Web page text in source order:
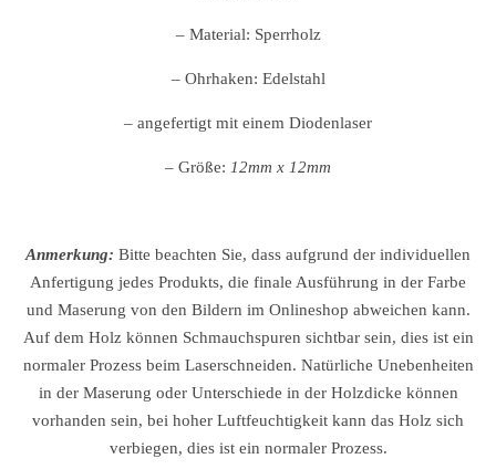
– Material: Sperrholz
– Ohrhaken: Edelstahl
– angefertigt mit einem Diodenlaser
– Größe: 12mm x 12mm
Anmerkung: Bitte beachten Sie, dass aufgrund der individuellen
Anfertigung jedes Produkts, die finale Ausführung in der Farbe
und Maserung von den Bildern im Onlineshop abweichen kann.
Auf dem Holz können Schmauchspuren sichtbar sein, dies ist ein
normaler Prozess beim Laserschneiden. Natürliche Unebenheiten
in der Maserung oder Unterschiede in der Holzdicke können
vorhanden sein, bei hoher Luftfeuchtigkeit kann das Holz sich
verbiegen, dies ist ein normaler Prozess.